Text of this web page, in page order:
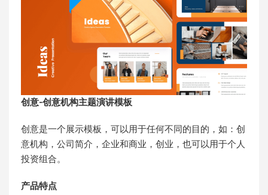
创意-创意机构主题演讲模板
创意是一个展示模板，可以用于任何不同的目的，如：创
意机构，公司简介，企业和商业，创业，也可以用于个人
投资组合。
产品特点